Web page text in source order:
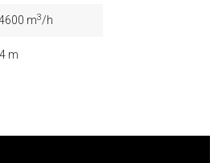
m3/h
4 m